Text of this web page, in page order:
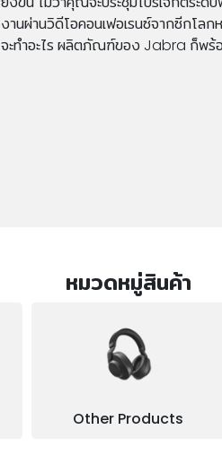
งานผ่านวิดีโอคอนเฟอเรนซ์จากซีกโ
จะทำอะไร ผลิตภัณฑ์ของ Jabra ก็พ
หมวดหมู่สินค้า
Other Products